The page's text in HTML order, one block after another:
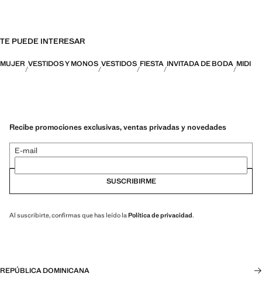
TE PUEDE INTERESAR
MUJER VESTIDOS Y MONOS VESTIDOS FIESTA INVITADA DE BODA MIDI
Recibe promociones exclusivas, ventas privadas y novedades
E-mail
SUSCRIBIRME
Al suscribirte, confirmas que has leído la Política de privacidad.
REPÚBLICA DOMINICANA